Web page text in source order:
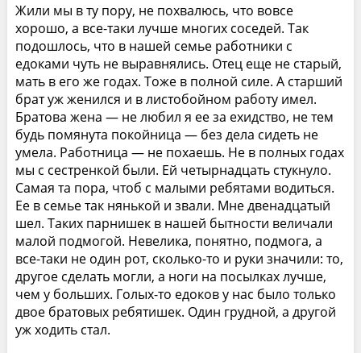
Жили мы в ту пору, не похвалюсь, что вовсе
хорошо, а все-таки лучше многих соседей. Так
подошлось, что в нашей семье работники с
едоками чуть не выравнялись. Отец еще не старый,
мать в его же годах. Тоже в полной силе. А старший
брат уж женился и в листобойном работу имел.
Братова жена — не любил я ее за ехидство, не тем
будь помянута покойница — без дела сидеть не
умела. Работница — не похаешь. Не в полных годах
мы с сестренкой были. Ей четырнадцать стукнуло.
Самая та пора, чтоб с малыми ребятами водиться.
Ее в семье так нянькой и звали. Мне двенадцатый
шел. Таких парнишек в нашей бытности величали
малой подмогой. Невелика, понятно, подмога, а
все-таки не один рот, сколько-то и руки значили: то,
другое сделать могли, а ноги на посылках лучше,
чем у больших. Голых-то едоков у нас было только
двое братовых ребятишек. Один грудной, а другой
уж ходить стал.